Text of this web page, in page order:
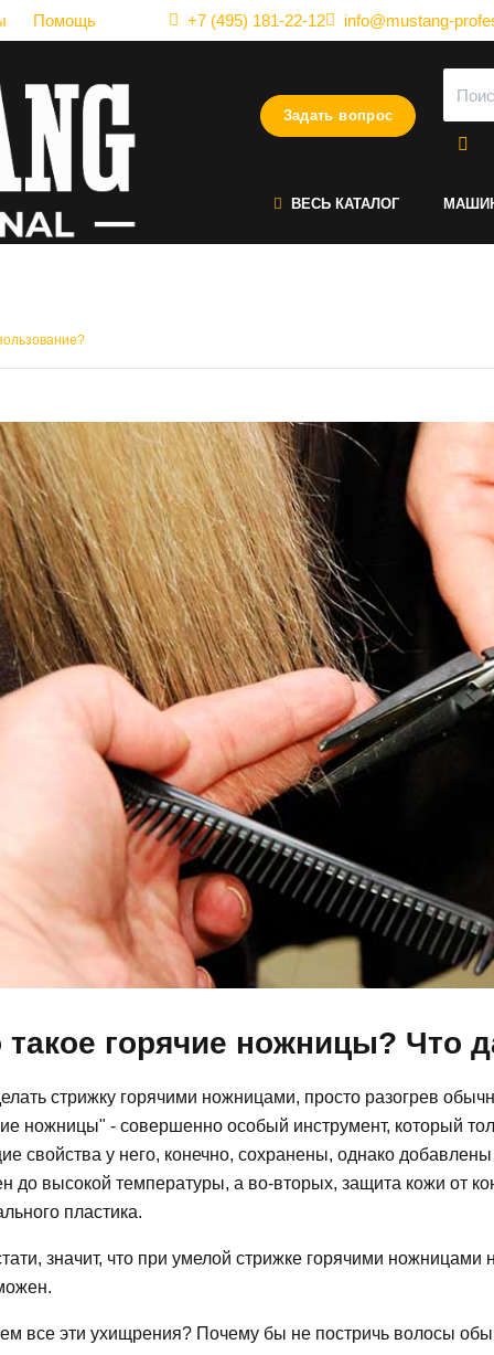
Помощь +7 (495) 181-22-12 info@mustang-
Задать вопрос
ВЕСЬ КАТАЛОГ
такое горячие ножницы? Что
стрижку горячими ножницами, просто разогрев
ножницы" - совершенно особый инструмент, который
свойства у него, конечно, сохранены, однако
до высокой температуры, а во-вторых, защита кожи от
пластика.
значит, что при умелой стрижке горячими ножницами
все эти ухищрения? Почему бы не постричь волосы